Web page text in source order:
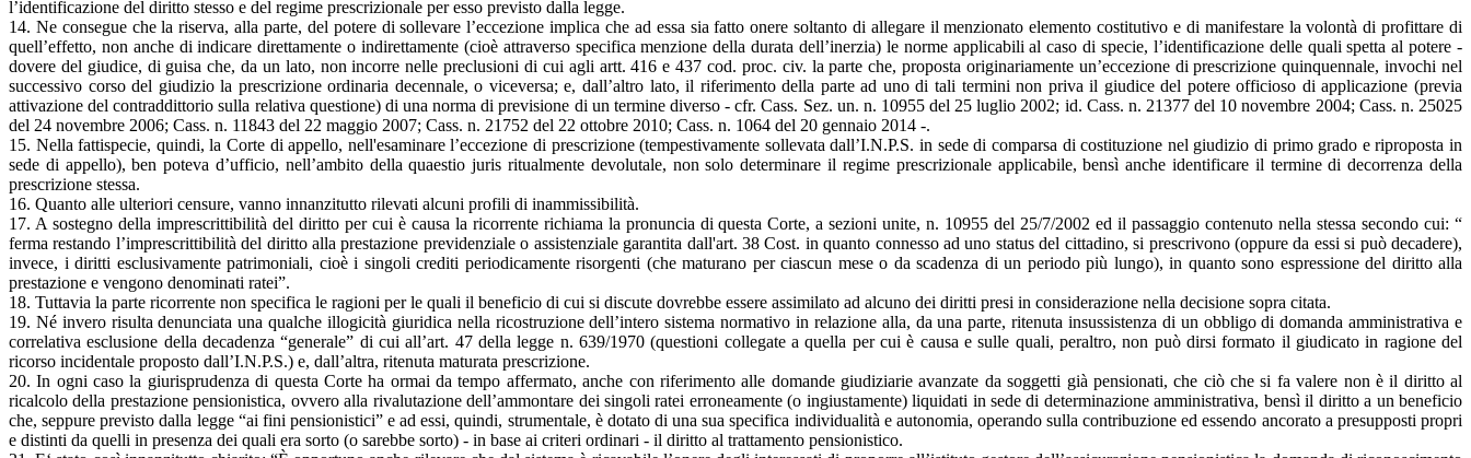
l’identificazione del diritto stesso e del regime prescrizionale per esso previsto dalla legge.
14. Ne consegue che la riserva, alla parte, del potere di sollevare l’eccezione implica che ad essa sia fatto onere soltanto di allegare il menzionato elemento costitutivo e di manifestare la volontà di profittare di
quell’effetto, non anche di indicare direttamente o indirettamente (cioè attraverso specifica menzione della durata dell’inerzia) le norme applicabili al caso di specie, l’identificazione delle quali spetta al potere -
dovere del giudice, di guisa che, da un lato, non incorre nelle preclusioni di cui agli artt. 416 e 437 cod. proc. civ. la parte che, proposta originariamente un’eccezione di prescrizione quinquennale, invochi nel
successivo corso del giudizio la prescrizione ordinaria decennale, o viceversa; e, dall’altro lato, il riferimento della parte ad uno di tali termini non priva il giudice del potere officioso di applicazione (previa
attivazione del contraddittorio sulla relativa questione) di una norma di previsione di un termine diverso - cfr. Cass. Sez. un. n. 10955 del 25 luglio 2002; id. Cass. n. 21377 del 10 novembre 2004; Cass. n. 25025
del 24 novembre 2006; Cass. n. 11843 del 22 maggio 2007; Cass. n. 21752 del 22 ottobre 2010; Cass. n. 1064 del 20 gennaio 2014 -.
15. Nella fattispecie, quindi, la Corte di appello, nell'esaminare l’eccezione di prescrizione (tempestivamente sollevata dall’I.N.P.S. in sede di comparsa di costituzione nel giudizio di primo grado e riproposta in
sede di appello), ben poteva d’ufficio, nell’ambito della quaestio juris ritualmente devolutale, non solo determinare il regime prescrizionale applicabile, bensì anche identificare il termine di decorrenza della
prescrizione stessa.
16. Quanto alle ulteriori censure, vanno innanzitutto rilevati alcuni profili di inammissibilità.
17. A sostegno della imprescrittibilità del diritto per cui è causa la ricorrente richiama la pronuncia di questa Corte, a sezioni unite, n. 10955 del 25/7/2002 ed il passaggio contenuto nella stessa secondo cui: “
ferma restando l’imprescrittibilità del diritto alla prestazione previdenziale o assistenziale garantita dall'art. 38 Cost. in quanto connesso ad uno status del cittadino, si prescrivono (oppure da essi si può decadere),
invece, i diritti esclusivamente patrimoniali, cioè i singoli crediti periodicamente risorgenti (che maturano per ciascun mese o da scadenza di un periodo più lungo), in quanto sono espressione del diritto alla
prestazione e vengono denominati ratei”.
18. Tuttavia la parte ricorrente non specifica le ragioni per le quali il beneficio di cui si discute dovrebbe essere assimilato ad alcuno dei diritti presi in considerazione nella decisione sopra citata.
19. Né invero risulta denunciata una qualche illogicità giuridica nella ricostruzione dell’intero sistema normativo in relazione alla, da una parte, ritenuta insussistenza di un obbligo di domanda amministrativa e
correlativa esclusione della decadenza “generale” di cui all’art. 47 della legge n. 639/1970 (questioni collegate a quella per cui è causa e sulle quali, peraltro, non può dirsi formato il giudicato in ragione del
ricorso incidentale proposto dall’I.N.P.S.) e, dall’altra, ritenuta maturata prescrizione.
20. In ogni caso la giurisprudenza di questa Corte ha ormai da tempo affermato, anche con riferimento alle domande giudiziarie avanzate da soggetti già pensionati, che ciò che si fa valere non è il diritto al
ricalcolo della prestazione pensionistica, ovvero alla rivalutazione dell’ammontare dei singoli ratei erroneamente (o ingiustamente) liquidati in sede di determinazione amministrativa, bensì il diritto a un beneficio
che, seppure previsto dalla legge “ai fini pensionistici” e ad essi, quindi, strumentale, è dotato di una sua specifica individualità e autonomia, operando sulla contribuzione ed essendo ancorato a presupposti propri
e distinti da quelli in presenza dei quali era sorto (o sarebbe sorto) - in base ai criteri ordinari - il diritto al trattamento pensionistico.